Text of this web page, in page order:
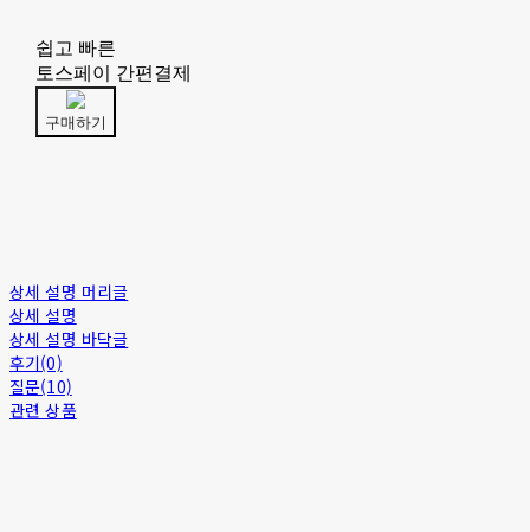
쉽고 빠른
토스페이 간편결제
구매하기
상세 설명 머리글
상세 설명
상세 설명 바닥글
후기(0)
질문(10)
관련 상품